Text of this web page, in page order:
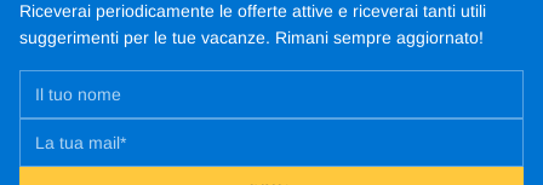
Riceverai periodicamente le offerte attive e riceverai tanti utili
suggerimenti per le tue vacanze. Rimani sempre aggiornato!